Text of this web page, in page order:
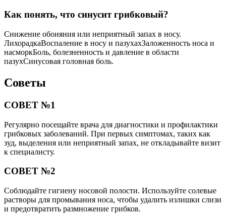
Как понять, что синусит грибковый?
Снижение обоняния или неприятный запах в носу.
ЛихорадкаВоспаление в носу и пазухахЗаложенность носа и
насморкБоль, болезненность и давление в области
пазухСинусовая головная боль.
Советы
СОВЕТ №1
Регулярно посещайте врача для диагностики и профилактики
грибковых заболеваний. При первых симптомах, таких как
зуд, выделения или неприятный запах, не откладывайте визит
к специалисту.
СОВЕТ №2
Соблюдайте гигиену носовой полости. Используйте солевые
растворы для промывания носа, чтобы удалить излишки слизи
и предотвратить размножение грибков.